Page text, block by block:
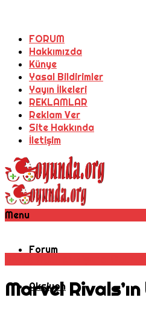
FORUM
Hakkımızda
Künye
Yasal Bildirimler
Yayın İlkeleri
REKLAMLAR
Reklam Ver
Site Hakkında
İletişim
Menu
Forum
Aksiyon
Marvel